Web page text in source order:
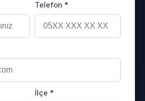
Telefon *
İlçe *